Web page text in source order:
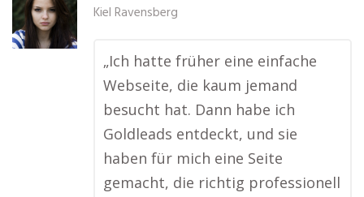
Kiel Ravensberg
„Ich hatte früher eine einfache
Webseite, die kaum jemand
besucht hat. Dann habe ich
Goldleads entdeckt, und sie
haben für mich eine Seite
gemacht, die richtig professionell